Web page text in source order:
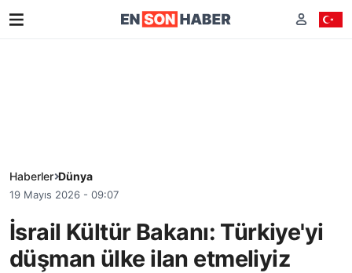
Haberler Dünya
19 Mayıs 2026 - 09:07
İsrail Kültür Bakanı: Türkiye'yi
düşman ülke ilan etmeliyiz